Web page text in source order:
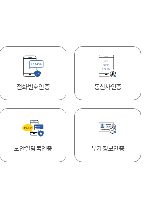
전화번호인증
보안알림톡인증
통신사인증
부가정보인증